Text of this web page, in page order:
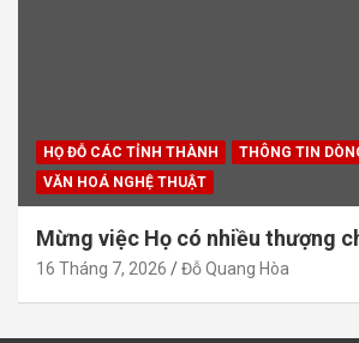
HỌ ĐỖ CÁC TỈNH THÀNH
THÔNG TIN
VĂN HOÁ NGHỆ THUẬT
Mừng việc Họ có nhiều thượng
16 Tháng 7, 2026 Đỗ Quang Hòa